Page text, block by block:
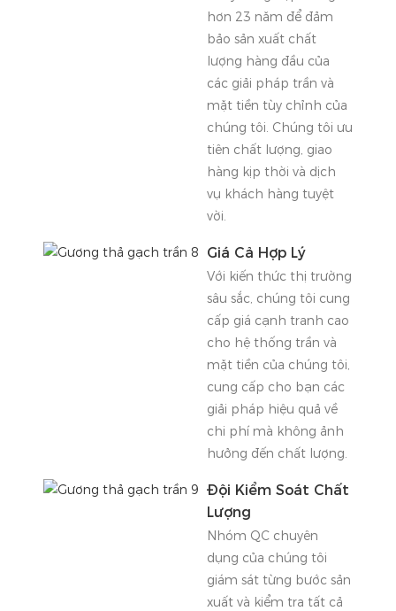
hơn 23 năm để đảm
bảo sản xuất chất
lượng hàng đầu của
các giải pháp trần và
mặt tiền tùy chỉnh của
chúng tôi. Chúng tôi ưu
tiên chất lượng, giao
hàng kịp thời và dịch
vụ khách hàng tuyệt
vời.
Giá Cả Hợp Lý
Với kiến ​​thức thị trường
sâu sắc, chúng tôi cung
cấp giá cạnh tranh cao
cho hệ thống trần và
mặt tiền của chúng tôi,
cung cấp cho bạn các
giải pháp hiệu quả về
chi phí mà không ảnh
hưởng đến chất lượng.
Đội Kiểm Soát Chất
Lượng
Nhóm QC chuyên
dụng của chúng tôi
giám sát từng bước sản
xuất và kiểm tra tất cả